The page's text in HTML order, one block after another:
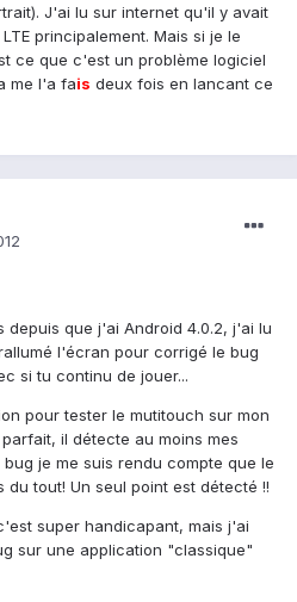
J'ai lu sur internet qu'il y avait
principalement. Mais si je le
ce que c'est un problème logiciel
me l'a fais deux fois en lancant ce
depuis que j'ai Android 4.0.2, j'ai lu
l'écran pour corrigé le bug
si tu continu de jouer...
pour tester le mutitouch sur mon
il détecte au moins mes
je me suis rendu compte que le
tout! Un seul point est détecté !!
super handicapant, mais j'ai
sur une application "classique"